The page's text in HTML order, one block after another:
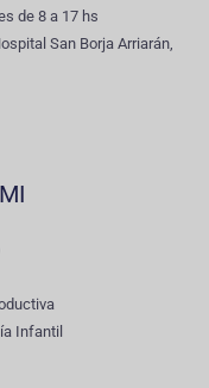
de 8 a 17 hs
San Borja Arriarán,
Infantil